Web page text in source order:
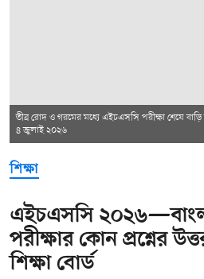
তীব্র রোদ ও গরমের মধ্যে এইচএসসি পরীক্ষা শেষে
৪ জুলাই ২০২৬
শিক্ষা
এইচএসসি ২০২৬—বাংলা
পরীক্ষার কোন প্রশ্নের
শিক্ষা বোর্ড